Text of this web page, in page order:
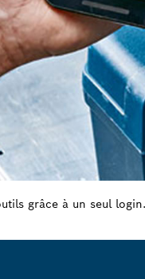
grâce à un seul login.